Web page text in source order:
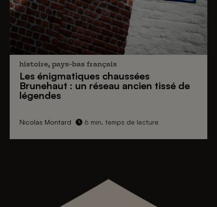
histoire, pays-bas français
Les énigmatiques chaussées
Brunehaut : un réseau ancien tissé de
légendes
Nicolas Montard 6 min. temps de lecture